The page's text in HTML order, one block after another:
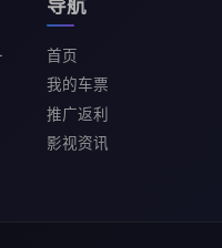
首页
我的车票
推广返利
影视资讯